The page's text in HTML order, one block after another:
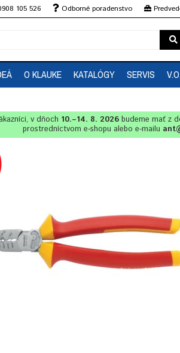
105 526 Odborné poradenstvo
O KLAUKE KATALÓGY SERVIS
v dňoch 10.–14. 8. 2026 budeme mať z
prostredníctvom e-shopu alebo e-mailu